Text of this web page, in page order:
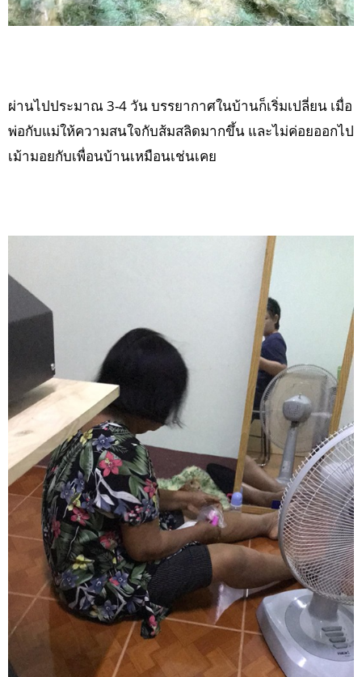
ผ่านไปประมาณ 3-4 วัน บรรยากาศในบ้านก็เริ่มเปลี่ยน เมื่อ
พ่อกับแม่ให้ความสนใจกับส้มสลิดมากขึ้น และไม่ค่อยออกไป
เม้ามอยกับเพื่อนบ้านเหมือนเช่นเคย